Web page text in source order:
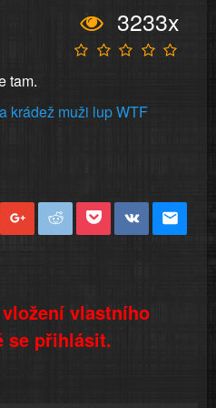
3233x
tam.
krádež muži lupWTF
vlastního
se přihlásit.